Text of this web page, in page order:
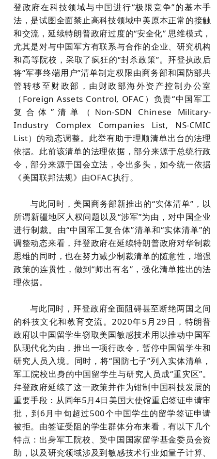
登政府在科技领域与中国进行“极限竞争”的基本手
法，是试图全面禁止高科技领域中美原本正常的接触
和交流，延续特朗普政府过度的“安全化” 思维模式，
尤其是对与中国军方有联系与合作的企业、研究机构
和高等院校，采取了疯狂的“封杀政策”。拜登执政后
将“军事终端用户”清单制定权限由商务部和国防部共
管转移至财政部，由财政部海外资产控制办公室
（Foreign Assets Control, OFAC）负责“中国军工
复合体”清单（Non-SDN Chinese Military-
Industry Complex Companies List, NS-CMIC
List）的动态调整。此举有助于理顺清单出台的法理
依据。此前该清单的法理依据，部分来源于总统行政
令，部分来源于国会立法，令出多头，如今统一依据
《美国联邦法规》由OFAC执行。
与此同时，美国商务部新推出的“实体清单”，以
所谓新疆地区人权问题以及“涉军”为由，对中国企业
进行制裁。由“中国军工复合体”清单和“实体清单”的
调整动态来看，拜登政府在延续特朗普政府对华制裁
思维的同时，也在努力减少制裁清单的随意性，增强
政策的连贯性，做到“师出有名”，强化清单推出的法
理依据。
与此同时，拜登政府全面阻碍甚至断绝两国之间
的科技文化和教育交流。2020年5月29日，特朗普
政府以中国留学生窃取美国敏感技术用以推动中国军
队现代化为由，推出一项行政令，暂停中国留学生和
研究人员入境。同时，将“国防七子”列入实体清单，
军工院校出身的中国留学生与研究人员成“重灾区”。
拜登政府延续了这一政策并作为钳制中国科技发展的
重要手段：从同年5月4日美国大使馆重启签证申请审
批，到6月中旬超过500个中国学生的留学签证申请
被拒。由签证受阻的学生群体分布来看，有以下几个
特点：出身军工院校、受中国国家留学基金委员会资
助，以及研究领域涉及到敏感技术行业如量子计算、